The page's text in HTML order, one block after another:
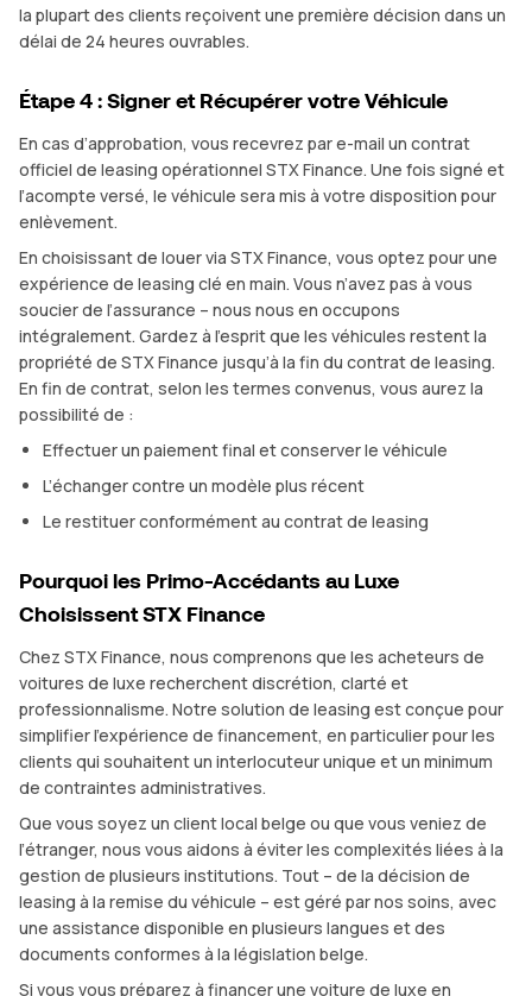
la plupart des clients reçoivent une première décision dans un
délai de 24 heures ouvrables.
Étape 4 : Signer et Récupérer votre Véhicule
En cas d’approbation, vous recevrez par e-mail un contrat
officiel de leasing opérationnel STX Finance. Une fois signé et
l’acompte versé, le véhicule sera mis à votre disposition pour
enlèvement.
En choisissant de louer via STX Finance, vous optez pour une
expérience de leasing clé en main. Vous n’avez pas à vous
soucier de l’assurance – nous nous en occupons
intégralement. Gardez à l’esprit que les véhicules restent la
propriété de STX Finance jusqu’à la fin du contrat de leasing.
En fin de contrat, selon les termes convenus, vous aurez la
possibilité de :
Effectuer un paiement final et conserver le véhicule
L’échanger contre un modèle plus récent
Le restituer conformément au contrat de leasing
Pourquoi les Primo-Accédants au Luxe
Choisissent STX Finance
Chez STX Finance, nous comprenons que les acheteurs de
voitures de luxe recherchent discrétion, clarté et
professionnalisme. Notre solution de leasing est conçue pour
simplifier l’expérience de financement, en particulier pour les
clients qui souhaitent un interlocuteur unique et un minimum
de contraintes administratives.
Que vous soyez un client local belge ou que vous veniez de
l’étranger, nous vous aidons à éviter les complexités liées à la
gestion de plusieurs institutions. Tout – de la décision de
leasing à la remise du véhicule – est géré par nos soins, avec
une assistance disponible en plusieurs langues et des
documents conformes à la législation belge.
Si vous vous préparez à financer une voiture de luxe en